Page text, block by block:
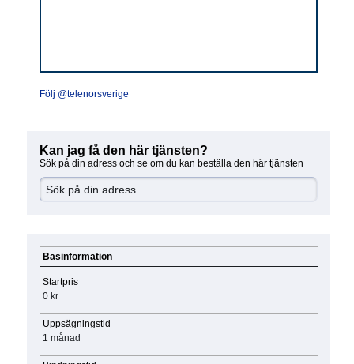
Följ @telenorsverige
Kan jag få den här tjänsten?
Sök på din adress och se om du kan beställa den här tjänsten
Basinformation
Startpris
0 kr
Uppsägningstid
1 månad